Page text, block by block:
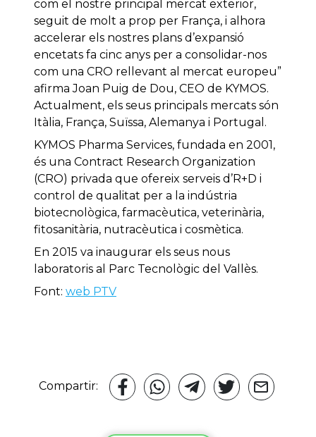
com el nostre principal mercat exterior,
seguit de molt a prop per França, i alhora
accelerar els nostres plans d’expansió
encetats fa cinc anys per a consolidar-nos
com una CRO rellevant al mercat europeu”
afirma Joan Puig de Dou, CEO de KYMOS.
Actualment, els seus principals mercats són
Itàlia, França, Suïssa, Alemanya i Portugal.
KYMOS Pharma Services, fundada en 2001,
és una Contract Research Organization
(CRO) privada que ofereix serveis d’R+D i
control de qualitat per a la indústria
biotecnològica, farmacèutica, veterinària,
fitosanitària, nutracèutica i cosmètica.
En 2015 va inaugurar els seus nous
laboratoris al Parc Tecnològic del Vallès.
Font: web PTV
Compartir: